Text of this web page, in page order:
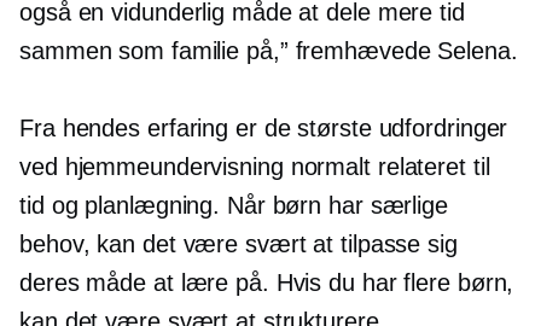
også en vidunderlig måde at dele mere tid
sammen som familie på,” fremhævede Selena.
Fra hendes erfaring er de største udfordringer
ved hjemmeundervisning normalt relateret til
tid og planlægning. Når børn har særlige
behov, kan det være svært at tilpasse sig
deres måde at lære på. Hvis du har flere børn,